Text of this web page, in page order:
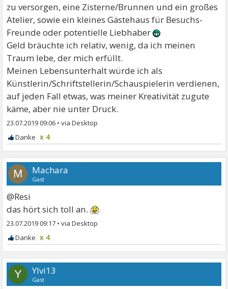
zu versorgen, eine Zisterne/Brunnen und ein großes
Atelier, sowie ein kleines Gästehaus für Besuchs-
Freunde oder potentielle Liebhaber
Geld bräuchte ich relativ, wenig, da ich meinen
Traum lebe, der mich erfüllt.
Meinen Lebensunterhalt würde ich als
Künstlerin/Schriftstellerin/Schauspielerin verdienen,
auf jeden Fall etwas, was meiner Kreativität zugute
käme, aber nie unter Druck.
23.07.2019 09:06 •
x 4
M Machara
Gast
@Resi
das hört sich toll an.
23.07.2019 09:17 •
x 4
Y Ylvi13
Gast